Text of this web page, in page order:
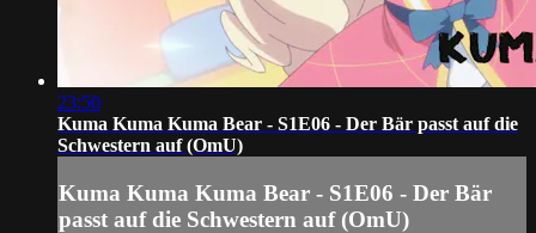
23:50
Kuma Kuma Kuma Bear - S1E06 - Der Bär passt auf die
Schwestern auf (OmU)
Kuma Kuma Kuma Bear - S1E06 - Der Bär
passt auf die Schwestern auf (OmU)